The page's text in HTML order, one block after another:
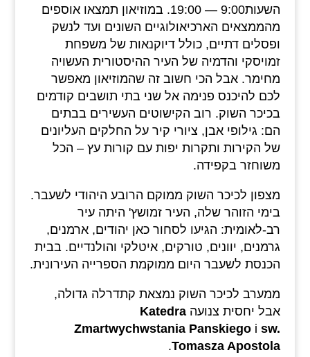
השעות9:00 — 19:00. במוזיאון תמצאו אוספים
מהממצאים הארכיאולוגיים השונים ועד לנשק
ופסלים דתיים, כולל דיוקנאות של משפחת
זמויסקי והדמיה של העיר ההיסטורית העשויה
מחימר. אבל הכי חשוב זה שהמוזיאון מאפשר
לכם להיכנס פנימה אל שני בתי תושבים קודמים
בכיכר השוק. רוב הקישוטים העשירים בבתים
הם: גילופי אבן, ציורי קיר על החלקים העליונים
של הקירות ותקרות יפות עם קורות עץ – הכל
משוחזר בקפידה.
מצפון לכיכר השוק ממוקם הרובע היהודי לשעבר.
בימי הזוהר שלה, העיר זמושץ' היתה עיר
רב-לאומית: הגיעו לסחור כאן יהודים, ארמנים,
גרמנים, יוונים, טורקים, איטלקי והולנדיים. בבית
הכנסת לשעבר היום ממוקמת הספרייה העירונית.
ממערב לכיכר השוק נמצאת קתדרלה גדולה,
אבל יחסית צנועה Katedra
Zmartwychwstania Panskiego isw.
Tomasza Apostola
.